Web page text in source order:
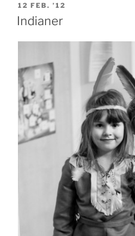
VERÖFFENTLICHT
AM
12 FEB. ’12
Indianer